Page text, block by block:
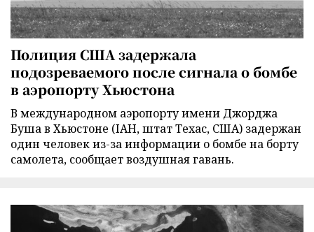
Полиция США задержала
подозреваемого после сигнала о бомбе
в аэропорту Хьюстона
В международном аэропорту имени Джорджа
Буша в Хьюстоне (IAH, штат Техас, США) задержан
один человек из-за информации о бомбе на борту
самолета, сообщает воздушная гавань.